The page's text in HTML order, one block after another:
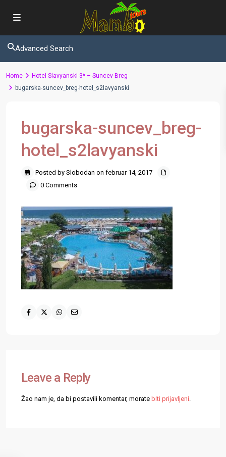
Advanced Search
Home
Hotel Slavyanski 3* – Suncev Breg
bugarska-suncev_breg-hotel_s2lavyanski
bugarska-suncev_breg-
hotel_s2lavyanski
Posted by Slobodan on februar 14, 2017
0 Comments
Leave a Reply
Žao nam je, da bi postavili komentar, morate biti prijavljeni.